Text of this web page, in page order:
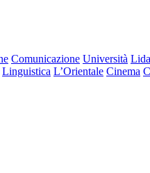
Comunicazione Università
Linguistica L’Orientale Cinema